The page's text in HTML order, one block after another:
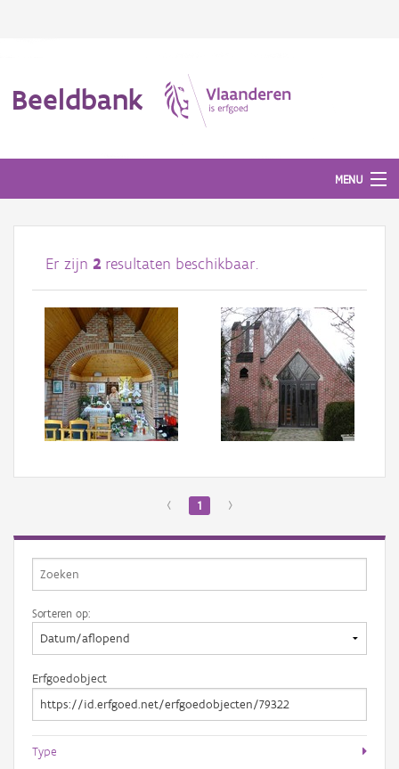
Beeldbank
MENU
Afbeeldingen
#BeeldIndeKijker
Hergebruik
Over ons
Aanmelden
Er zijn 2 resultaten beschikbaar.
‹ 1 ›
Sorteren op:
Erfgoedobject
Type